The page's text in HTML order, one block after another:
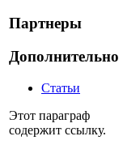
Партнеры
Дополнительно
Статьи
Этот параграф
содержит ссылку.